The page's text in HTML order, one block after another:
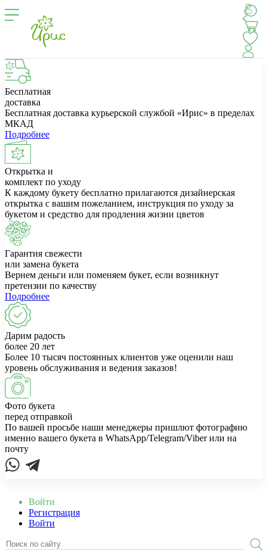
Бесплатная
доставка
Бесплатная доставка курьерской службой «Ирис» в пределах
МКАД
Подробнее
Открытка и
комплект по уходу
К каждому букету бесплатно прилагаются дизайнерская
открытка с вашим пожеланием, инструкция по уходу за
букетом и средство для продления жизни цветов
Гарантия свежести
или замена букета
Вернем деньги или поменяем букет, если возникнут
претензии по качеству
Подробнее
Дарим радость
более 20 лет
Более 10 тысяч постоянных клиентов уже оценили наш
уровень обслуживания и ведения заказов!
Фото букета
перед отправкой
По вашей просьбе наши менеджеры пришлют фотографию
именно вашего букета в WhatsApp/Telegram/Viber или на
почту
Войти
Регистрация
Войти